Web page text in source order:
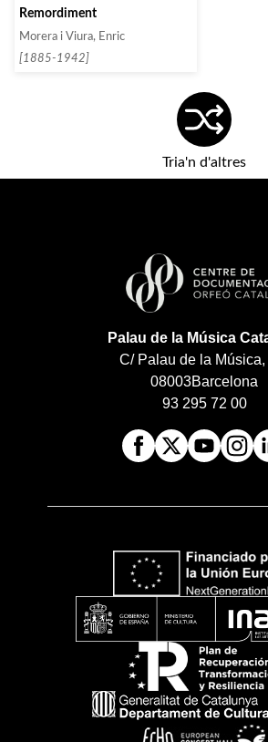
Remordiment
Morera i Viura, Enric
[1885-1942]
Tria'n d'altres
Palau de la Música
C/ Palau de la Música,
08003Barcelona
93 295 72 00